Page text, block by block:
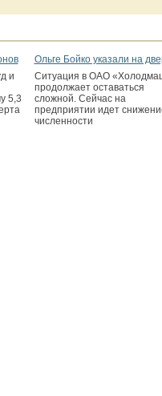
и
5,3
Ольге Бойко указали на
Ситуация в ОАО
продолжает оставаться
сложной. Сейчас на
предприятии идет
численности